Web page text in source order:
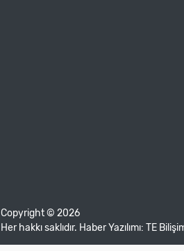
Copyright © 2026
Her hakkı saklıdır. Haber Yazılımı: TE